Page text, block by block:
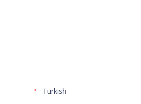
Turkish